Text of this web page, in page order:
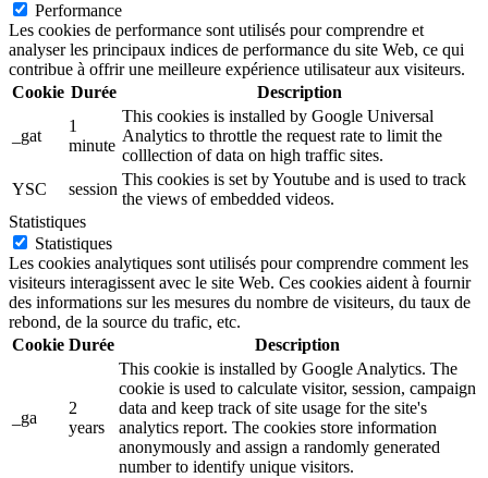
Performance
Les cookies de performance sont utilisés pour comprendre et
analyser les principaux indices de performance du site Web, ce qui
contribue à offrir une meilleure expérience utilisateur aux visiteurs.
Cookie Durée Description
_gat
1
minute
This cookies is installed by Google Universal
Analytics to throttle the request rate to limit the
colllection of data on high traffic sites.
YSC
session
This cookies is set by Youtube and is used to track
the views of embedded videos.
Statistiques
Statistiques
Les cookies analytiques sont utilisés pour comprendre comment les
visiteurs interagissent avec le site Web. Ces cookies aident à fournir
des informations sur les mesures du nombre de visiteurs, du taux de
rebond, de la source du trafic, etc.
Cookie Durée Description
_ga
2
years
This cookie is installed by Google Analytics. The
cookie is used to calculate visitor, session, campaign
data and keep track of site usage for the site's
analytics report. The cookies store information
anonymously and assign a randomly generated
number to identify unique visitors.